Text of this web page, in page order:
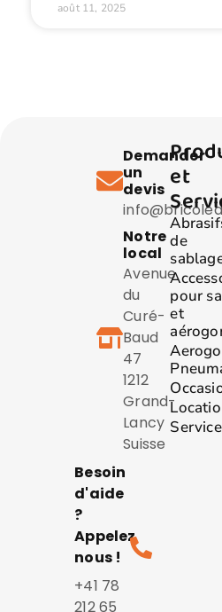
août 11, 2025
Demander
un
devis
Notre
local
Avenue
du
Curé-
Baud
47
1212
Grand-
Lancy
Suisse
Besoin
d'aide
?
Appelez
nous !
+41 78
212 65
et
de
pour
et